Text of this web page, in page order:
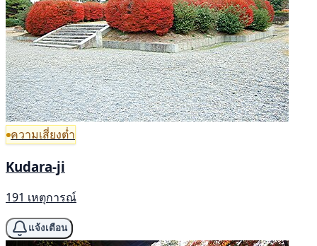
ความเสี่ยงต่ำ
Kudara-ji
191 เหตุการณ์
แจ้งเตือน